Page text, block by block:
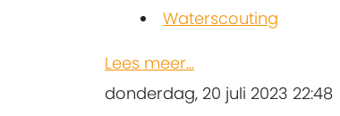
Waterscouting
Lees meer...
donderdag, 20 juli 2023 22:48